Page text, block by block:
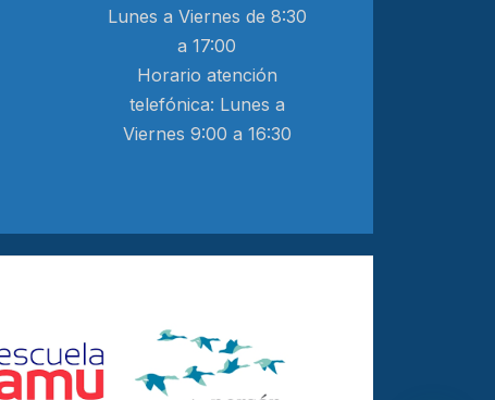
Lunes a Viernes de 8:30
a 17:00
Horario atención
telefónica: Lunes a
Viernes 9:00 a 16:30